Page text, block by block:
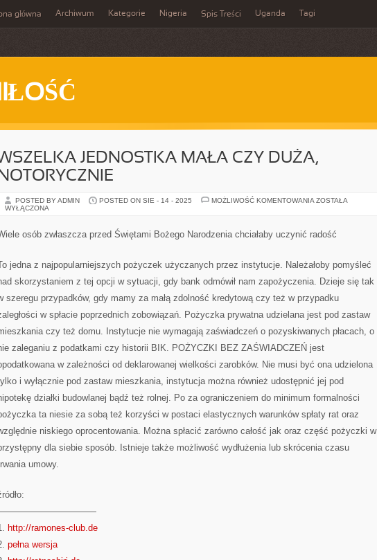
główna Archiwum Kategorie Nigeria Spis Treści Uganda Tagi
JEDNOSTKA MAŁA CZY DUŻA,
NOTORYCZNIE
POSTED BY ADMIN POSTED ON SIE - 14 - 2025 MOŻLIWOŚĆ KOMENTOWANIA WSZELKA
DUŻA,
NOTORYCZNIE
ZOSTAŁA
WYŁĄCZONA
osób zwłaszcza przed Świętami Bożego Narodzenia chciałaby uczynić radość
jedna z najpopularniejszych pożyczek użyczanych przez instytucje. Należałoby pomyśleć
skorzystaniem z tej opcji w sytuacji, gdy bank odmówił nam zapożyczenia. Dzieje się tak
szeregu przypadków, gdy mamy za małą zdolność kredytową czy też w przypadku
w spłacie poprzednich zobowiązań. Pożyczka prywatna udzielana jest pod zastaw
czy też domu. Instytucje nie wymagają zaświadczeń o pozyskiwanych płacach, o
zaleganiu z podatkami czy historii BIK. POŻYCZKI BEZ ZAŚWIADCZEŃ jest
w zależności od deklarowanej wielkości zarobków. Nie musi być ona udzielona
i wyłącznie pod zastaw mieszkania, instytucja można również udostępnić jej pod
działki budowlanej bądź też rolnej. Po za ograniczeniem do minimum formalności
ta niesie za sobą też korzyści w postaci elastycznych warunków spłaty rat oraz
niskiego oprocentowania. Można spłacić zarówno całość jak oraz część pożyczki w
dla siebie sposób. Istnieje także możliwość wydłużenia lub skrócenia czasu
umowy.
http://ramones-club.de
pełna wersja